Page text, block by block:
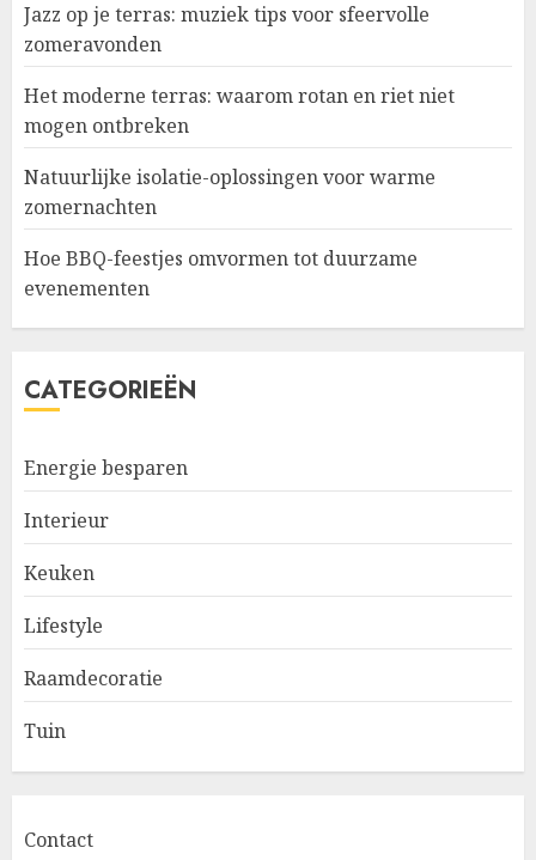
Jazz op je terras: muziek tips voor sfeervolle
zomeravonden
Het moderne terras: waarom rotan en riet niet
mogen ontbreken
Natuurlijke isolatie-oplossingen voor warme
zomernachten
Hoe BBQ-feestjes omvormen tot duurzame
evenementen
CATEGORIEËN
Energie besparen
Interieur
Keuken
Lifestyle
Raamdecoratie
Tuin
Contact